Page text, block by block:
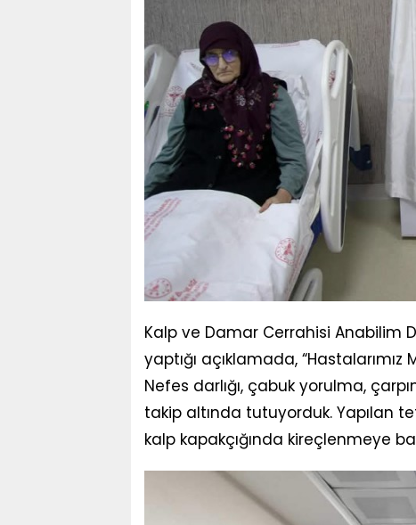
Kalp ve Damar Cerrahisi Anabilim
yaptığı açıklamada,
Nefes darlığı, çabuk yorulma,
takip altında tutuyorduk. Yapılan
kalp kapakçığında kireçlenmeye